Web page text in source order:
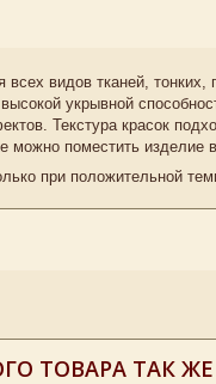
всех видов тканей,
укрывной
Текстура красок
можно поместить изделие
при положительной
ТОВАРА ТАК